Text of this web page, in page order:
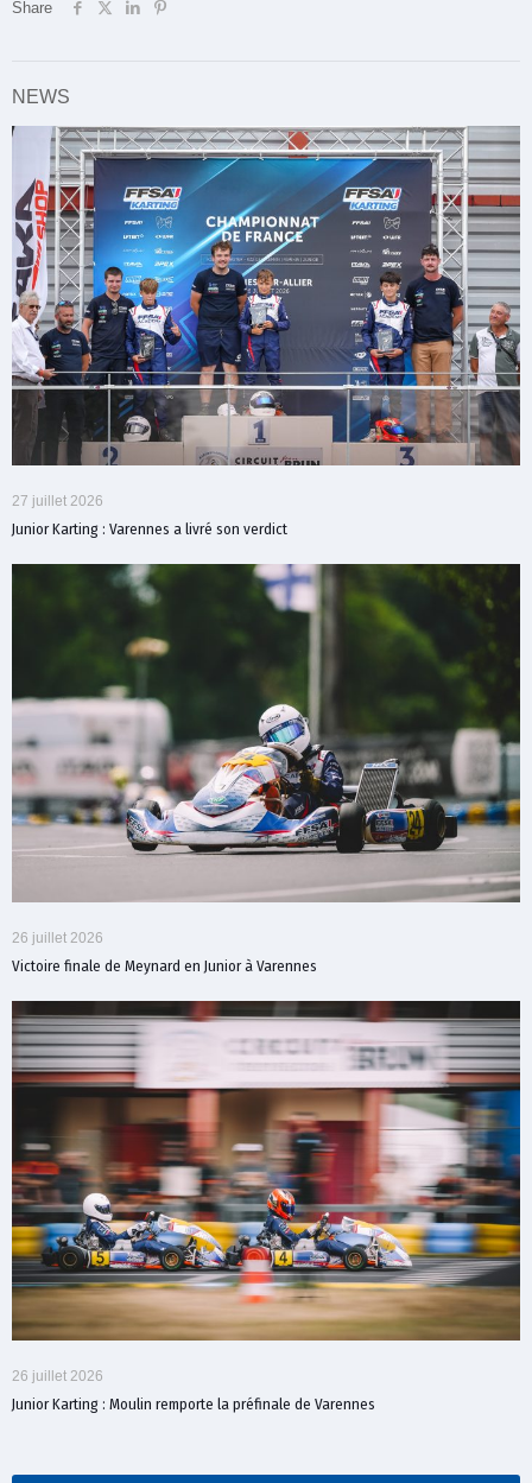
Share
NEWS
27 juillet 2026
Junior Karting : Varennes a livré son verdict
26 juillet 2026
Victoire finale de Meynard en Junior à Varennes
26 juillet 2026
Junior Karting : Moulin remporte la préfinale de Varennes